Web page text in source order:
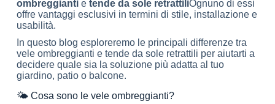
ombreggiantie tende da sole retrattiliOgnuno di essi
offre vantaggi esclusivi in termini di stile, installazione e
usabilità.
In questo blog esploreremo le principali differenze tra
vele ombreggianti e tende da sole retrattili per aiutarti a
decidere quale sia la soluzione più adatta al tuo
giardino, patio o balcone.
🌤️ Cosa sono le vele ombreggianti?